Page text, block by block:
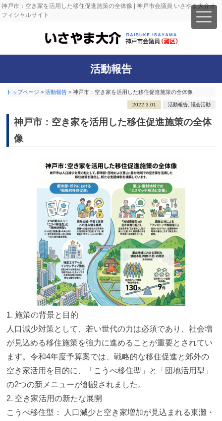
神戸市：空き家を活用した移住促進施策の全体像 | 神戸市会議員 いさやま大介オ
フィシャルサイト
活動報告
トップページ >活動報告 >神戸市：空き家を活用した移住促進施策の全体像
2022.3.01 活動報告, 議会活動
神戸市：空き家を活用した移住促進施策の全体
像
1. 施策の背景と目的
人口減少対策として、若い世代の力は必須であり、社会増
が見込める移住施策を強力に進めることが重要とされてい
ます。令和4年度予算案では、戦略的な移住促進と郊外の
空き家活用を目的に、「こうべ移住型」 と「団地活用型」
の2つの新メニューが創設されました。
2. 空き家活用の新たな展開
こうべ移住型： 人口減少と空き家増加が見込まれる東灘・